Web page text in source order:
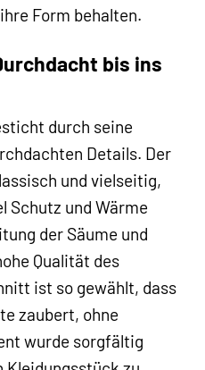
Form behalten.
bis ins
durch seine
Details. Der
und vielseitig,
Schutz und Wärme
der Säume und
Qualität des
ist so gewählt, dass
zaubert, ohne
wurde sorgfältig